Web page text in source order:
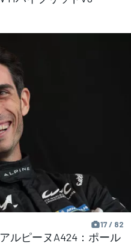
17 / 82
ルピーヌA424：ポール